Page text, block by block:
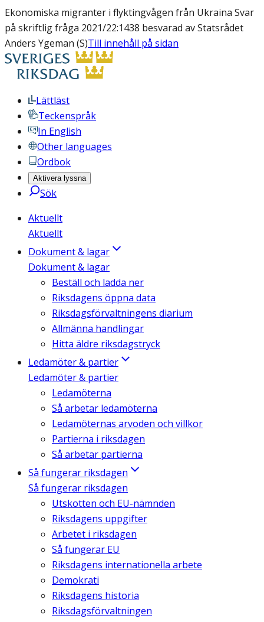
Ekonomiska migranter i flyktingvågen från Ukraina Svar
på skriftlig fråga 2021/22:1438 besvarad av Statsrådet
Anders Ygeman (S)Till innehåll på sidan
Lättläst
Teckenspråk
In English
Other languages
Ordbok
Aktivera lyssna
Sök
Aktuellt
Aktuellt
Dokument & lagar
Dokument & lagar
Beställ och ladda ner
Riksdagens öppna data
Riksdagsförvaltningens diarium
Allmänna handlingar
Hitta äldre riksdagstryck
Ledamöter & partier
Ledamöter & partier
Ledamöterna
Så arbetar ledamöterna
Ledamöternas arvoden och villkor
Partierna i riksdagen
Så arbetar partierna
Så fungerar riksdagen
Så fungerar riksdagen
Utskotten och EU-nämnden
Riksdagens uppgifter
Arbetet i riksdagen
Så fungerar EU
Riksdagens internationella arbete
Demokrati
Riksdagens historia
Riksdagsförvaltningen